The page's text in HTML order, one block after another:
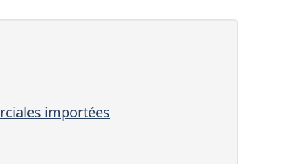
importées